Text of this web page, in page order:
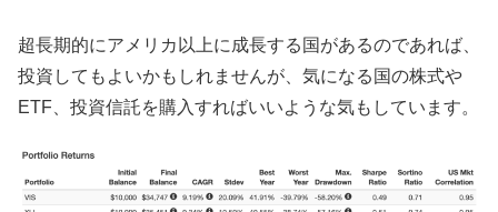
超長期的にアメリカ以上に成長する国があるのであれば、
投資してもよいかもしれませんが、気になる国の株式や
ETF、投資信託を購入すればいいような気もしています。